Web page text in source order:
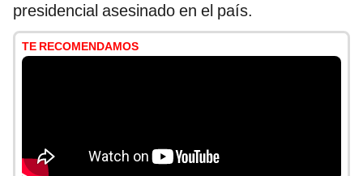
presidencial asesinado en el país.
TE RECOMENDAMOS